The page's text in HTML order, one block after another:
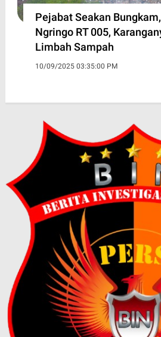
Pejabat Seakan
Ngringo RT 005,
Limbah Sampah
10/09/2025 03:35:00 PM